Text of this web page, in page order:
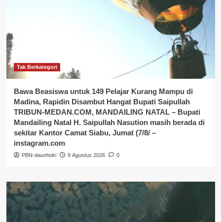
Tak Berkategori
Bawa Beasiswa untuk 149 Pelajar Kurang Mampu di
Madina, Rapidin Disambut Hangat Bupati Saipullah
TRIBUN-MEDAN.COM, MANDAILING NATAL – Bupati
Mandailing Natal H. Saipullah Nasution masih berada di
sekitar Kantor Camat Siabu, Jumat (7/8/ –
instagram.com
PBN-daunhoki 9 Agustus 2026 0